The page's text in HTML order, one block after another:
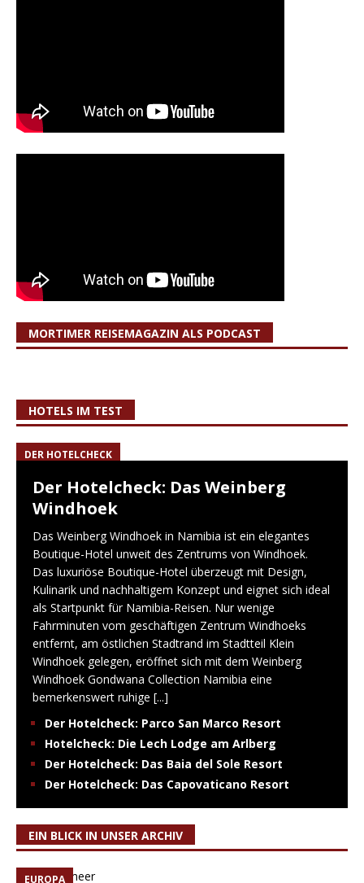
MORTIMER REISEMAGAZIN ALS PODCAST
HOTELS IM TEST
DER HOTELCHECK
Der Hotelcheck: Das Weinberg
Windhoek
Das Weinberg Windhoek in Namibia ist ein elegantes
Boutique-Hotel unweit des Zentrums von Windhoek.
Das luxuriöse Boutique-Hotel überzeugt mit Design,
Kulinarik und nachhaltigem Konzept und eignet sich ideal
als Startpunkt für Namibia-Reisen. Nur wenige
Fahrminuten vom geschäftigen Zentrum Windhoeks
entfernt, am östlichen Stadtrand im Stadtteil Klein
Windhoek gelegen, eröffnet sich mit dem Weinberg
Windhoek Gondwana Collection Namibia eine
bemerkenswert ruhige [...]
Der Hotelcheck: Parco San Marco Resort
Hotelcheck: Die Lech Lodge am Arlberg
Der Hotelcheck: Das Baia del Sole Resort
Der Hotelcheck: Das Capovaticano Resort
EIN BLICK IN UNSER ARCHIV
EUROPA